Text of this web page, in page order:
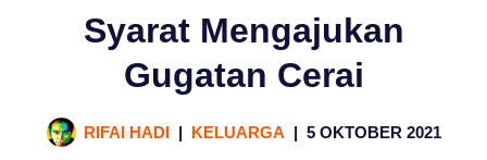
Syarat Mengajukan
Gugatan Cerai
RIFAI HADI KELUARGA 5 OKTOBER 2021